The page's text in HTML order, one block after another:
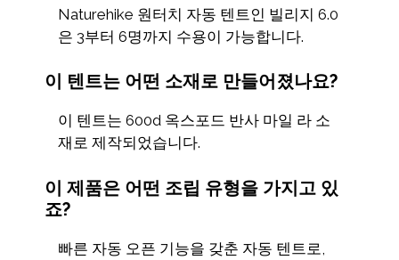
Naturehike 원터치 자동 텐트인 빌리지 6.0
은 3부터 6명까지 수용이 가능합니다.
이 텐트는 어떤 소재로 만들어졌나요?
이 텐트는 600d 옥스포드 반사 마일 라 소
재로 제작되었습니다.
이 제품은 어떤 조립 유형을 가지고 있
죠?
빠른 자동 오픈 기능을 갖춘 자동 텐트로,